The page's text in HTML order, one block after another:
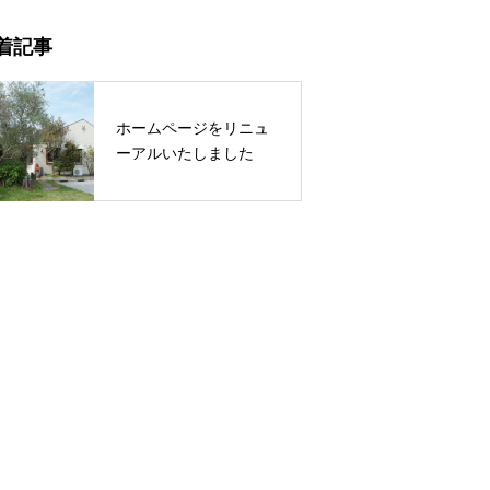
記事
ホームページをリニュ
ーアルいたしました